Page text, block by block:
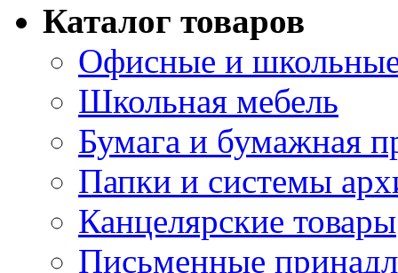
Каталог товаров
Офисные и
Школьная мебель
Бумага и бумажная
Папки и системы
Канцелярские товары
Письменные